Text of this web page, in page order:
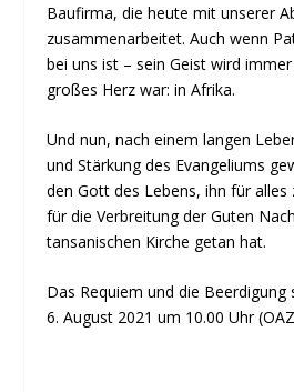
Baufirma, die heute mit unserer
zusammenarbeitet. Auch wenn
bei uns ist – sein Geist wird
großes Herz war: in Afrika.
Und nun, nach einem langen
und Stärkung des Evangeliums
den Gott des Lebens, ihn für
für die Verbreitung der Guten
tansanischen Kirche getan hat.
Das Requiem und die Beerdigung
6. August 2021 um 10.00 Uhr